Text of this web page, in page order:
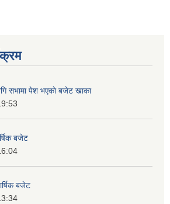
सभामा पेश भएकाे बजेट खाका
बजेट
बजेट